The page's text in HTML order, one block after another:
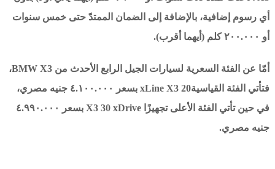
أي رسوم إضافية، بالإضافة إلى الضمان الممتدّ حتى خمس سنوات
أو ٢٠٠.٠٠٠ كلم (أيهما أقرب).
أمّا عن الفئة السعرية لسيارات الجيل الرابع الأحدث من BMW X3،
فتأتي الفئة القياسيةxLine X3 20 بسعر ٤.١٠٠.٠٠٠ جنيه مصري،
في حين تأتي الفئة الأعلى تجهيزًا X3 30 xDrive بسعر ٤.٩٩٠.٠٠٠
جنيه مصري.